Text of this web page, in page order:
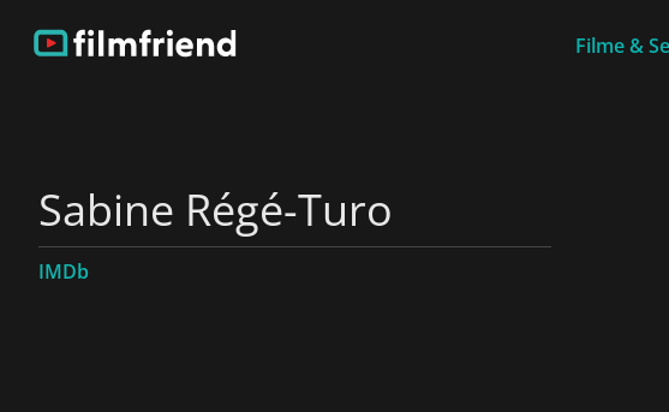
Filme &
Sabine Régé-Turo
IMDb